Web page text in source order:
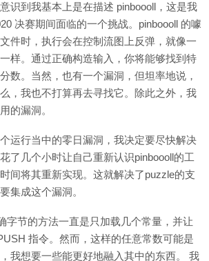
识到我基本上是在描述 pinboooll‌，这是我
决赛期间面临的一个挑战。pinboooll 的噱
件时，执行会在控制流图上反弹，就像一
样。通过正确构造输入，你将能够找到特
数。当然，也有一个漏洞，但坦率地说，
，我也不打算再去寻找它。除此之外，我
的漏洞。
运行当中的零日漏洞，我决定要尽快解决
了几个小时让自己重新认识pinboooll的工
间将其重新实现。这就解决了puzzle的支
集成这个漏洞。
字节的方法一直是只加载几个常量，并让
指令。然而，这样的任意常数可能是
我想要一些能更好地融入其中的东西。 我